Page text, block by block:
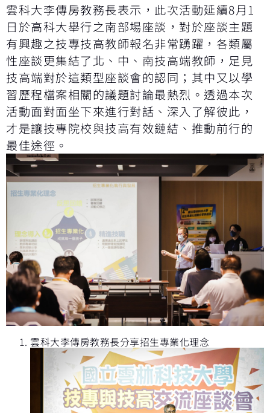
雲科大李傳房教務長表示，此次活動延續8月1
日於高科大舉行之南部場座談，對於座談主題
有興趣之技專技高教師報名非常踴躍，各類屬
性座談更集結了北、中、南技高端教師，足見
技高端對於這類型座談會的認同；其中又以學
習歷程檔案相關的議題討論最熱烈。透過本次
活動面對面坐下來進行對話、深入了解彼此，
才是讓技專院校與技高有效鏈結、推動前行的
最佳途徑。
雲科大李傳房教務長分享招生專業化理念